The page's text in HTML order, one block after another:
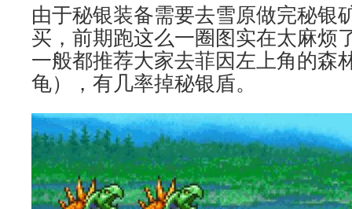
由于秘银装备需要去雪原做完秘银
买，前期跑这么一圈图实在太麻烦
一般都推荐大家去菲因左上角的森
龟），有几率掉秘银盾。